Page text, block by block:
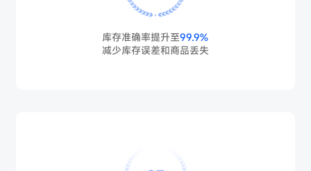
库存准确率提升至99.9%
减少库存误差和商品丢失